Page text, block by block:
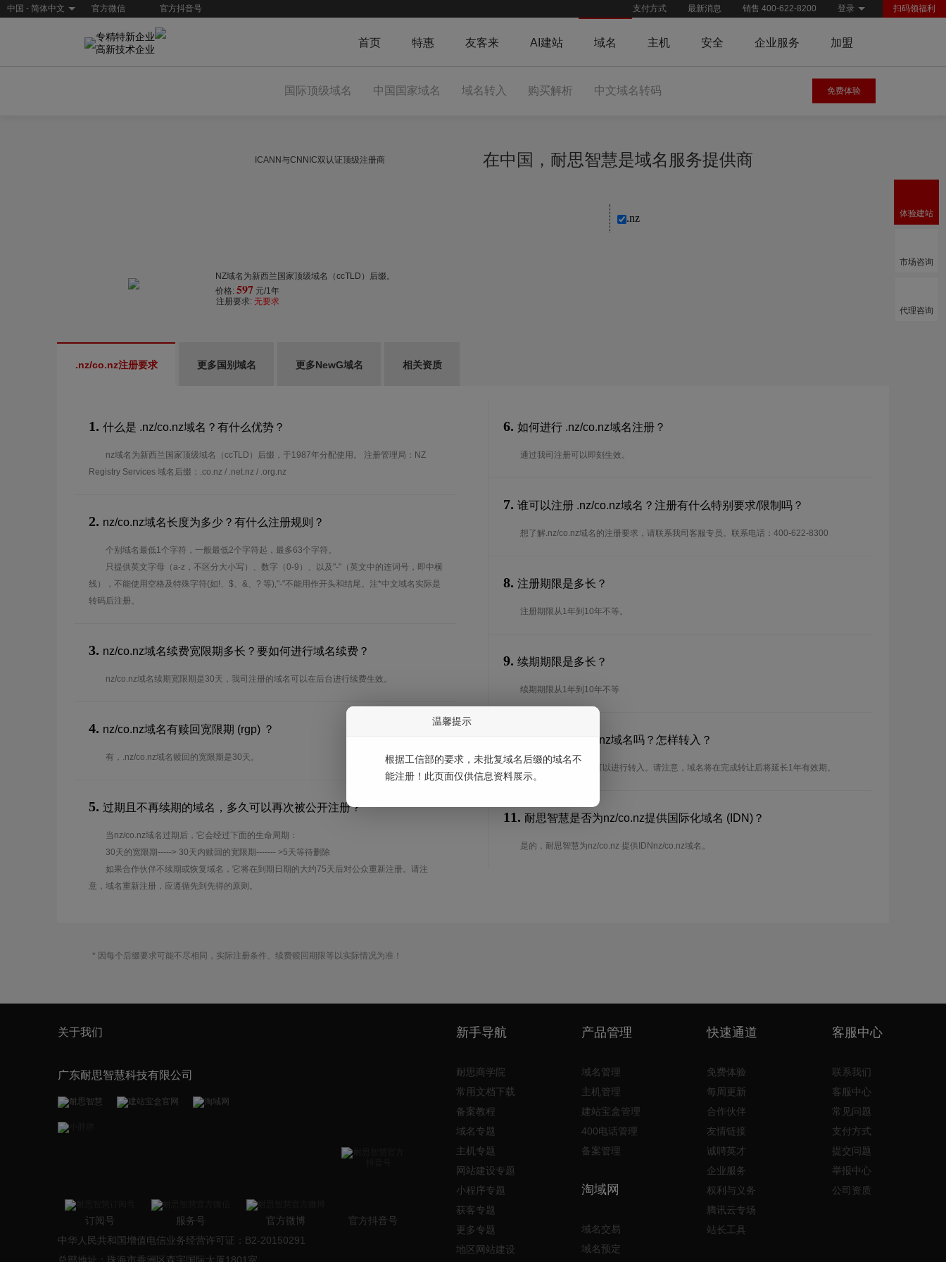
中国 - 简体中文 官方微信 官方抖音号 扫码领福利
登录
销售 400-622-8200
最新消息
支付方式
专精特新企业
高新技术企业
首页 特惠 友客来 AI建站 域名 主机 安全 企业服务 加盟
国际顶级域名 中国国家域名 域名转入 购买解析 中文域名转码 免费体验
ICANN与CNNIC双认证顶级注册商 在中国，耐思智慧是域名服务提供商
.nz
NZ域名为新西兰国家顶级域名（ccTLD）后缀。
价格: 597 元/1年
注册要求: 无要求
.nz/co.nz注册要求 更多国别域名 更多NewG域名 相关资质
1. 什么是 .nz/co.nz域名？有什么优势？
nz域名为新西兰国家顶级域名（ccTLD）后缀，于1987年分配使用。 注册管理局：NZ
Registry Services 域名后缀：.co.nz / .net.nz / .org.nz
2. nz/co.nz域名长度为多少？有什么注册规则？
个别域名最低1个字符，一般最低2个字符起，最多63个字符。
只提供英文字母（a-z，不区分大小写）、数字（0-9）、以及"-"（英文中的连词号，即中横
线），不能使用空格及特殊字符(如!、$、&、? 等),"-"不能用作开头和结尾。注*中文域名实际是
转码后注册。
3. nz/co.nz域名续费宽限期多长？要如何进行域名续费？
nz/co.nz域名续期宽限期是30天，我司注册的域名可以在后台进行续费生效。
4. nz/co.nz域名有赎回宽限期 (rgp) ？
有，.nz/co.nz域名赎回的宽限期是30天。
5. 过期且不再续期的域名，多久可以再次被公开注册？
当nz/co.nz域名过期后，它会经过下面的生命周期：
30天的宽限期-----> 30天内赎回的宽限期------- >5天等待删除
如果合作伙伴不续期或恢复域名，它将在到期日期的大约75天后对公众重新注册。请注
意，域名重新注册，应遵循先到先得的原则。
6. 如何进行 .nz/co.nz域名注册？
通过我司注册可以即刻生效。
7. 谁可以注册 .nz/co.nz域名？注册有什么特别要求/限制吗？
想了解.nz/co.nz域名的注册要求，请联系我司客服专员。联系电话：400-622-8300
8. 注册期限是多长？
注册期限从1年到10年不等。
9. 续期期限是多长？
续期期限从1年到10年不等
可以转入nz/co.nz域名吗？怎样转入？
是的，nz/co.nz域名可以进行转入。请注意，域名将在完成转让后将延长1年有效期。
11. 耐思智慧是否为nz/co.nz提供国际化域名 (IDN)？
是的，耐思智慧为nz/co.nz 提供IDNnz/co.nz域名。
* 因每个后缀要求可能不尽相同，实际注册条件、续费赎回期限等以实际情况为准！
关于我们
广东耐思智慧科技有限公司
订阅号 服务号 官方微博
官方抖音号
中华人民共和国增值电信业务经营许可证：B2-20150291
新手导航
耐思商学院
常用文档下载
备案教程
域名专题
主机专题
网站建设专题
小程序专题
获客专题
更多专题
地区网站建设
产品管理
域名管理
主机管理
建站宝盒管理
400电话管理
备案管理
淘域网
域名交易
域名预定
快速通道
免费体验
每周更新
合作伙伴
友情链接
诚聘英才
企业服务
权利与义务
腾讯云专场
站长工具
客服中心
联系我们
客服中心
常见问题
支付方式
提交问题
举报中心
公司资质
体验建站
市场咨询
代理咨询
温馨提示
根据工信部的要求，未批复域名后缀的域名不
能注册！此页面仅供信息资料展示。